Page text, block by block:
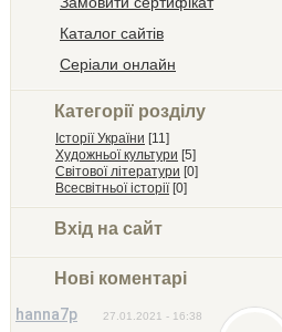
Каталог сайтів
Серіали онлайн
Категорії розділу
Історії України [11]
Художньої культури [5]
Світової літератури [0]
Всесвітньої історії [0]
Вхід на сайт
Нові коментарі
hanna7p 27.01.2021 - 16:38